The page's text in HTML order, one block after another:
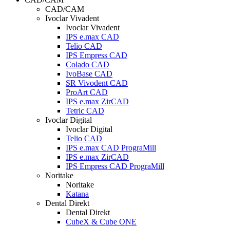
CAD/CAM
Ivoclar Vivadent
Ivoclar Vivadent
IPS e.max CAD
Telio CAD
IPS Empress CAD
Colado CAD
IvoBase CAD
SR Vivodent CAD
ProArt CAD
IPS e.max ZirCAD
Tetric CAD
Ivoclar Digital
Ivoclar Digital
Telio CAD
IPS e.max CAD PrograMill
IPS e.max ZirCAD
IPS Empress CAD PrograMill
Noritake
Noritake
Katana
Dental Direkt
Dental Direkt
CubeX & Cube ONE